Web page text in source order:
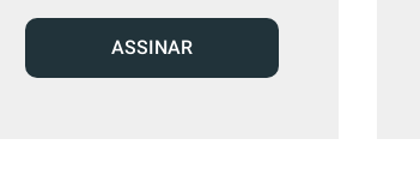
ASSINAR